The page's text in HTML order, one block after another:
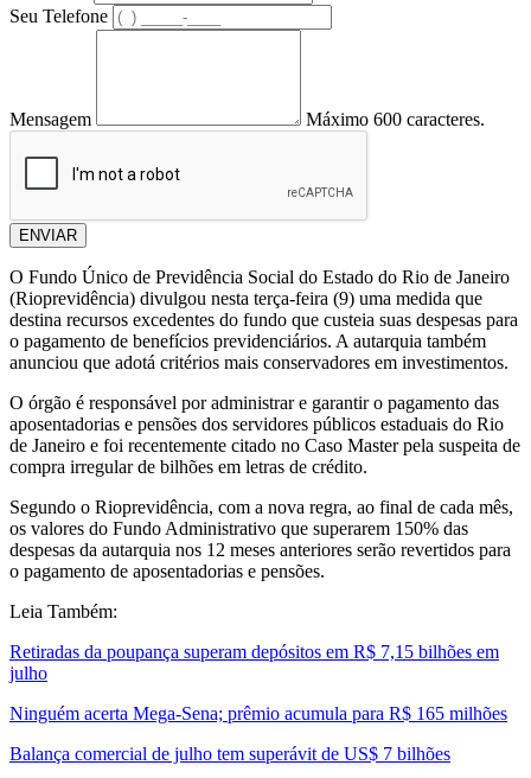
Seu Telefone
Mensagem Máximo 600 caracteres.
ENVIAR
O Fundo Único de Previdência Social do Estado do Rio de Janeiro
(Rioprevidência) divulgou nesta terça-feira (9) uma medida que
destina recursos excedentes do fundo que custeia suas despesas para
o pagamento de benefícios previdenciários. A autarquia também
anunciou que adotá critérios mais conservadores em investimentos.
O órgão é responsável por administrar e garantir o pagamento das
aposentadorias e pensões dos servidores públicos estaduais do Rio
de Janeiro e foi recentemente citado no Caso Master pela suspeita de
compra irregular de bilhões em letras de crédito.
Segundo o Rioprevidência, com a nova regra, ao final de cada mês,
os valores do Fundo Administrativo que superarem 150% das
despesas da autarquia nos 12 meses anteriores serão revertidos para
o pagamento de aposentadorias e pensões.
Leia Também:
Retiradas da poupança superam depósitos em R$ 7,15 bilhões em
julho
Ninguém acerta Mega-Sena; prêmio acumula para R$ 165 milhões
Balança comercial de julho tem superávit de US$ 7 bilhões